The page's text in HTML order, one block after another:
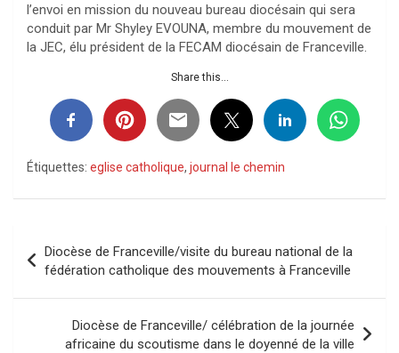
l’envoi en mission du nouveau bureau diocésain qui sera
conduit par Mr Shyley EVOUNA, membre du mouvement de
la JEC, élu président de la FECAM diocésain de Franceville.
Share this...
Étiquettes: eglise catholique, journal le chemin
de
l’article
Diocèse de Franceville/visite du bureau national de la
fédération catholique des mouvements à Franceville
Diocèse de Franceville/ célébration de la journée
africaine du scoutisme dans le doyenné de la ville